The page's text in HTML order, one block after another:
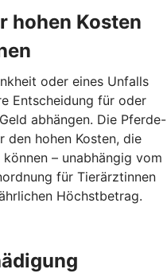
hohen Kosten
oder eines Unfalls
Entscheidung für oder
abhängen. Die Pferde-
den hohen Kosten, die
– unabhängig vom
für Tierärztinnen
Höchstbetrag.